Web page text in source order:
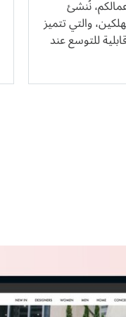
نُنشئ
والتي تتميز
للتوسع عند